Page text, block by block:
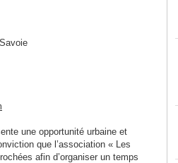
une opportunité urbaine et
que l’association « Les
afin d’organiser un temps